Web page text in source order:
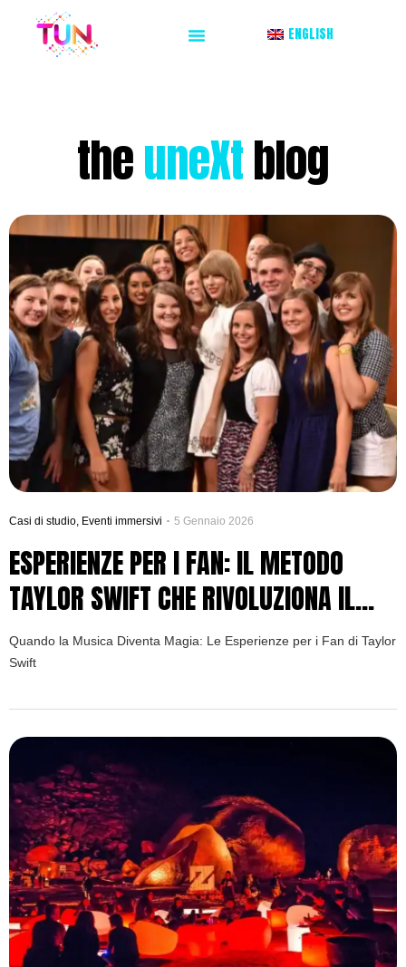
ENGLISH
theuneXtblog
Casi di studio Eventi immersivi 5 Gennaio 2026
ESPERIENZE PER I FAN: IL METODO
TAYLOR SWIFT CHE RIVOLUZIONA IL
RAPPORTO COL PUBBLICO
Quando la Musica Diventa Magia: Le Esperienze per i Fan di Taylor
Swift